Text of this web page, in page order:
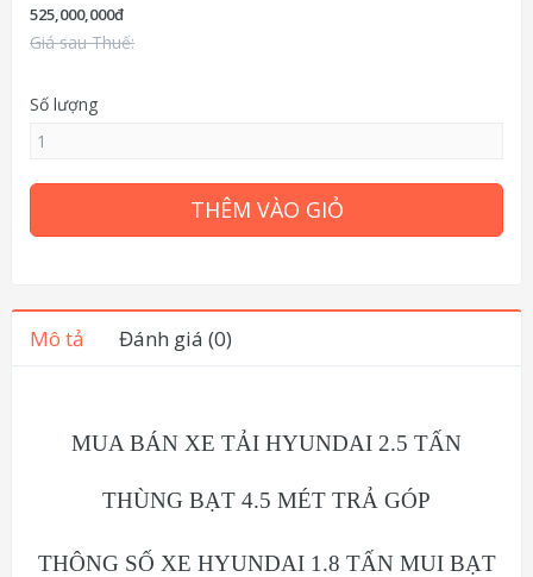
525,000,000đ
Giá sau Thuế:
Số lượng
THÊM VÀO GIỎ
Mô tả Đánh giá (0)
MUA BÁN XE TẢI HYUNDAI 2.5 TẤN
THÙNG BẠT 4.5 MÉT TRẢ GÓP
THÔNG SỐ XE HYUNDAI 1.8 TẤN MUI BẠT